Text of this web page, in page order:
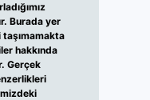
Burada yer
hakkında
Gerçek